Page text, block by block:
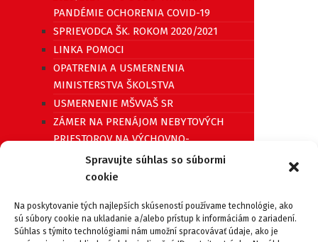
Spravujte súhlas so súbormi
cookie
Na poskytovanie tých najlepších skúseností používame technológie, ako
sú súbory cookie na ukladanie a/alebo prístup k informáciám o zariadení.
Súhlas s týmito technológiami nám umožní spracovávať údaje, ako je
PANDÉMIE OCHORENIA COVID-19
SPRIEVODCA ŠK. ROKOM 2020/2021
LINKA POMOCI
OPATRENIA A USMERNENIA
MINISTERSTVA ŠKOLSTVA
USMERNENIE MŠVVAŠ SR
ZÁMER NA PRENÁJOM NEBYTOVÝCH
PRIESTOROV NA VÝCHOVNO-
VZDELÁVACIU ČINNOSŤ
PRIEPUSTKA
POTVRDENIE O NÁVŠTEVE ŠKOLY